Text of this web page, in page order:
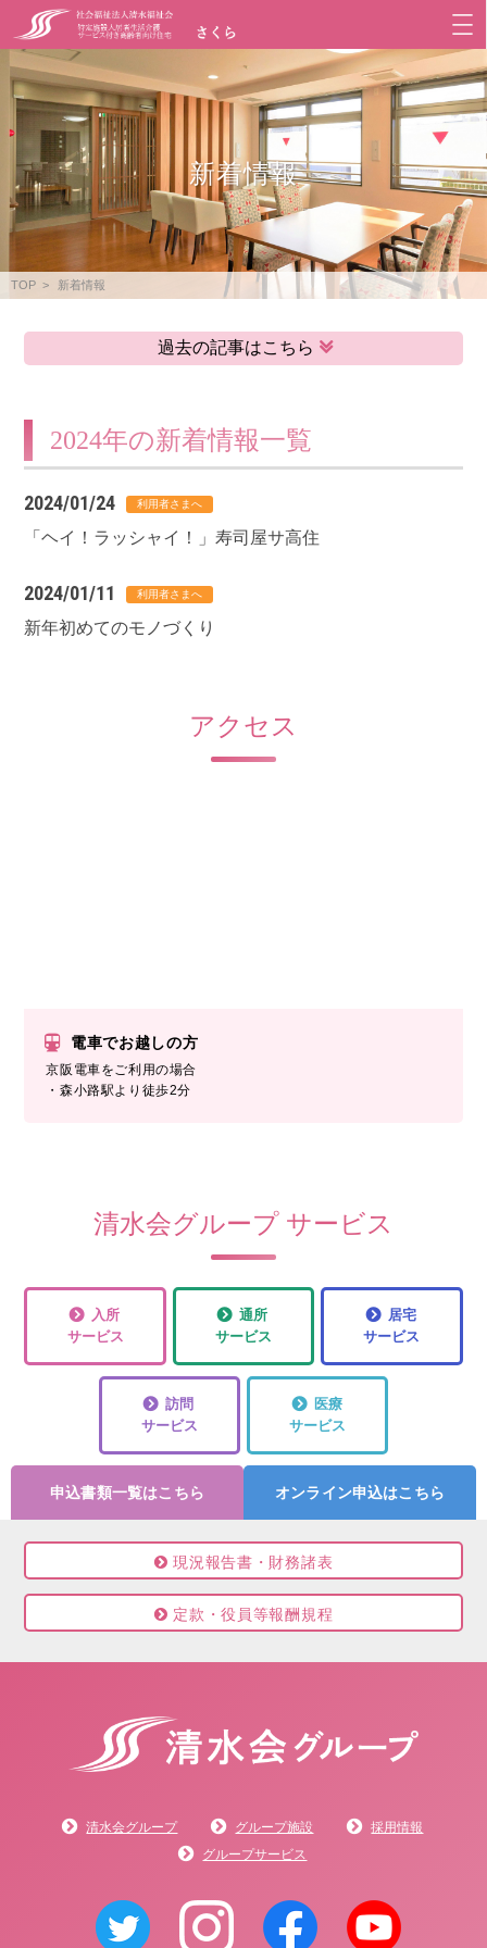
申込書類一覧はこちら オンライン申込はこちら
新着情報
TOP 新着情報
過去の記事はこちら
2024年の新着情報一覧
2024/01/24
「ヘイ！ラッシャイ！」寿司屋サ高住
2024/01/11
新年初めてのモノづくり
アクセス
電車でお越しの方
京阪電車をご利用の場合
・森小路駅より徒歩2分
清水会グループ サービス
入所
サービス
通所
サービス
居宅
サービス
訪問
サービス
医療
サービス
現況報告書・財務諸表
定款・役員等報酬規程
清水会グループ グループ施設
採用情報
グループサービス